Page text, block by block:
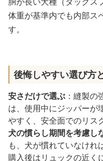
体重が基準内でも内部ス
す。
後悔しやすい選び方
安さだけで選ぶ ：縫製
は、使用中にジッパーが
やすく、安全面でのリス
犬の慣らし期間を考慮し
も、犬が慣れていなけれ
購入後はリュックの近く